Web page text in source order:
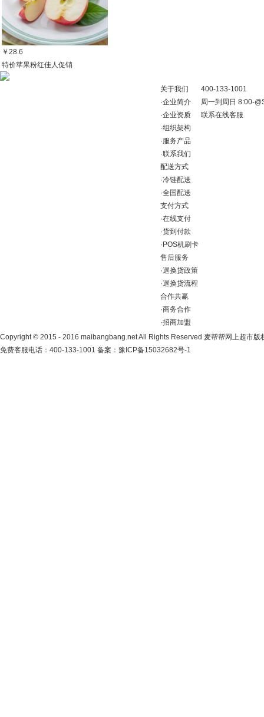
￥28.6
特价苹果粉红佳人促销
关于我们
·企业简介
·企业资质
·组织架构
·服务产品
·联系我们
配送方式
·冷链配送
·全国配送
支付方式
·在线支付
·货到付款
· POS机刷卡
售后服务
·退换货政策
·退换货流程
合作共赢
·商务合作
·招商加盟
400-133-1001
周一到周日 8:00-
联系在线客服
Copyright© 2015 - 2016 maibangbang.net All Rights Reserved 麦帮帮网上超市版
免费客服电话：400-133-1001 备案： 豫ICP备15032682号-1